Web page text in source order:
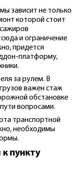
зависит не только
которой стоит
и ограничение
придется
платформу,
за рулем. В
важен стаж
обстановке
вопросами.
транспортной
необходимы
пункту